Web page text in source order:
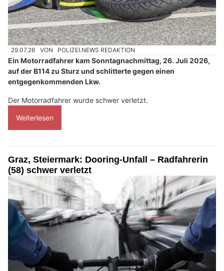
29.07.26 VON POLIZEI.NEWS REDAKTION
Ein Motorradfahrer kam Sonntagnachmittag, 26. Juli 2026,
auf der B114 zu Sturz und schlitterte gegen einen
entgegenkommenden Lkw.
Der Motorradfahrer wurde schwer verletzt.
Weiterlesen
Graz, Steiermark: Dooring-Unfall – Radfahrerin
(58) schwer verletzt